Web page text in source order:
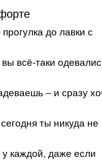
до лавки с
всё-таки
– и сразу
ты никуда не
каждой, даже если